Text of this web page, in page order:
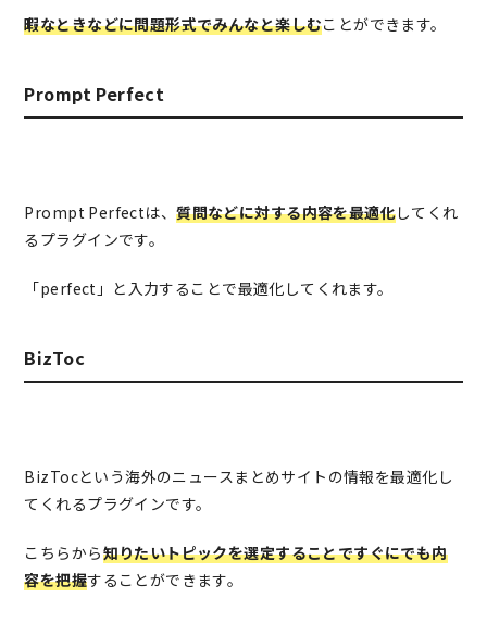
暇なときなどに問題形式でみんなと楽しむことができます。
Prompt Perfect
Prompt Perfectは、質問などに対する内容を最適化してくれ
るプラグインです。
「perfect」と入力することで最適化してくれます。
BizToc
BizTocという海外のニュースまとめサイトの情報を最適化し
てくれるプラグインです。
こちらから知りたいトピックを選定することですぐにでも内
容を把握することができます。